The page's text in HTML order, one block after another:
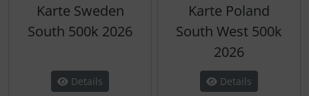
Karte Sweden
South 500k 2026
Details
Karte Poland
South West 500k
2026
Details